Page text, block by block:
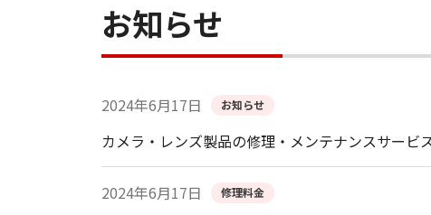
お知らせ
2024年6月17日 お知らせ
カメラ・レンズ製品の修理・メンテナンスサービ
2024年6月17日 修理料金